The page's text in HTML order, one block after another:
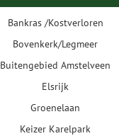
Bankras /Kostverloren
Bovenkerk/Legmeer
Buitengebied Amstelveen
Elsrijk
Groenelaan
Keizer Karelpark